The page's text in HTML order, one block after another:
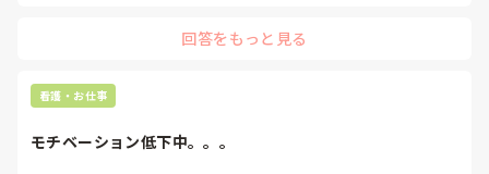
回答をもっと見る
看護・お仕事
モチベーション低下中。。。